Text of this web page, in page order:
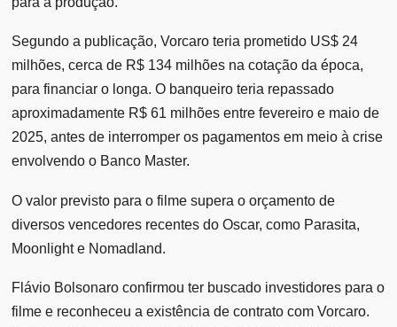
Segundo a publicação, Vorcaro teria prometido US$ 24
milhões, cerca de R$ 134 milhões na cotação da época,
para financiar o longa. O banqueiro teria repassado
aproximadamente R$ 61 milhões entre fevereiro e maio de
2025, antes de interromper os pagamentos em meio à crise
envolvendo o Banco Master.
O valor previsto para o filme supera o orçamento de
diversos vencedores recentes do Oscar, como Parasita,
Moonlight e Nomadland.
Flávio Bolsonaro confirmou ter buscado investidores para o
filme e reconheceu a existência de contrato com Vorcaro.